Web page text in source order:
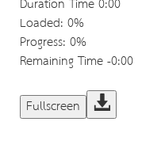
Duration Time0:00
Loaded: 0%
Progress: 0%
Remaining Time-0:00
Fullscreen